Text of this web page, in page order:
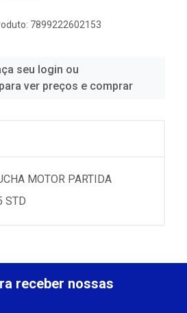
7899222602153
seu login ou
ver preços e comprar
MOTOR PARTIDA
STD
receber nossas